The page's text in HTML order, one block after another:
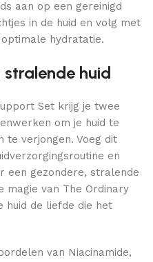
aan op een gereinigd
in de huid en volg met
hydratatie.
huid
Set krijg je twee
om je huid te
verjongen. Voeg dit
en
een gezondere, stralende
magie van The Ordinary
huid de liefde die het
van Niacinamide,